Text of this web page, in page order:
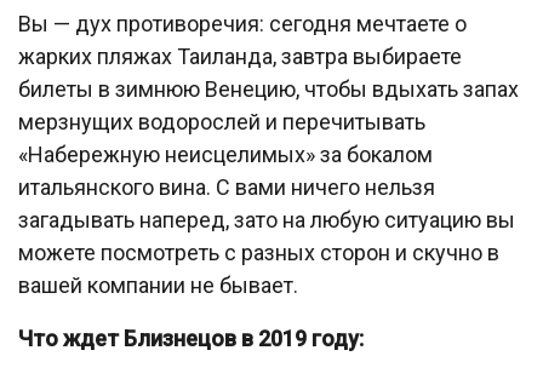
Вы — дух противоречия: сегодня мечтаете о
жарких пляжах Таиланда, завтра выбираете
билеты в зимнюю Венецию, чтобы вдыхать запах
мерзнущих водорослей и перечитывать
«Набережную неисцелимых» за бокалом
итальянского вина. С вами ничего нельзя
загадывать наперед, зато на любую ситуацию вы
можете посмотреть с разных сторон и скучно в
вашей компании не бывает.
Что ждет Близнецов в 2019 году: